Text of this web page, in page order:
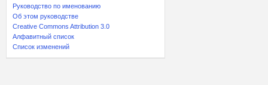
Руководство по именованию
Об этом руководстве
Creative Commons Attribution 3.0
Алфавитный список
Список изменений